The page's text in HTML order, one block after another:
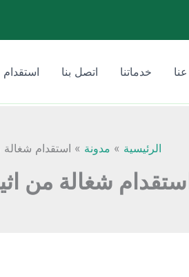
خدماتنا اتصل بنا استقدام
الرئيسية مدونة استقدام شغالة
شغالة من